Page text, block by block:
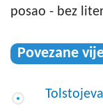
posao - bez
Povezane